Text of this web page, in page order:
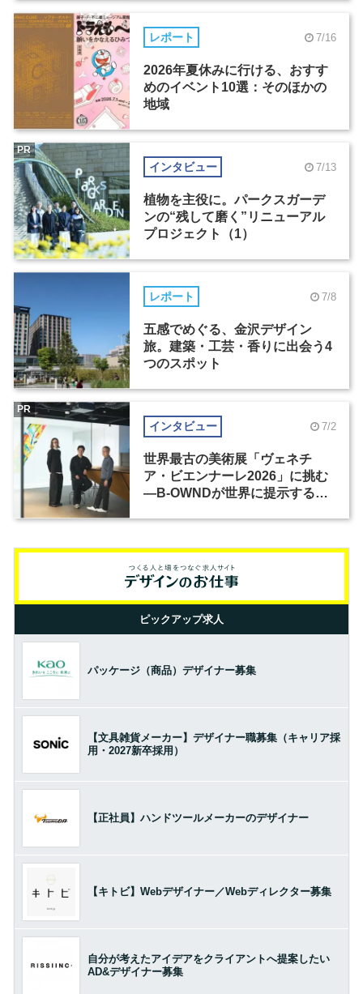
レポート 7/16
2026年夏休みに行ける、おすす
めのイベント10選：そのほかの
地域
インタビュー 7/13
植物を主役に。パークスガーデ
ンの“残して磨く”リニューアル
プロジェクト（1）
PR
レポート 7/8
五感でめぐる、金沢デザイン
旅。建築・工芸・香りに出会う4
つのスポット
インタビュー 7/2
世界最古の美術展「ヴェネチ
ア・ビエンナーレ2026」に挑む
―B-OWNDが世界に提示する美
PR
ピックアップ求人
パッケージ（商品）デザイナー募集
【文具雑貨メーカー】デザイナー職募集（キャリア採
用・2027新卒採用）
【正社員】ハンドツールメーカーのデザイナー
【キトビ】Webデザイナー／Webディレクター募集
自分が考えたアイデアをクライアントへ提案したい
AD&デザイナー募集